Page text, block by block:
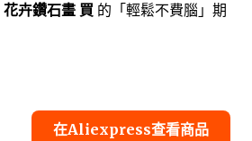
花卉鑽石畫 買 的「輕鬆不費腦」期
在Aliexpress查看商品